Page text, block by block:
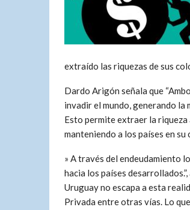
extraído las riquezas de sus
Dardo Arigón señala que
invadir el mundo, generando
Esto permite extraer la riqueza
manteniendo a los países en
» A través del endeudamiento
hacia los países desarrollados.”,
Uruguay no escapa a esta
Privada entre otras vías. Lo